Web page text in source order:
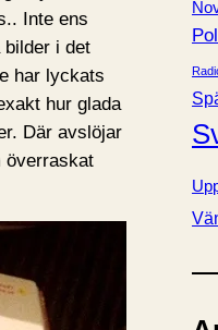
Inte ens
i det
har lyckats
hur glada
Där avslöjar
överraskat